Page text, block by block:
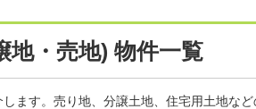
地・売地) 物件一覧
ます。売り地、分譲土地、住宅用土地な